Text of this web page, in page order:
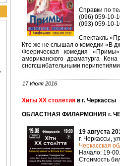
Справки по
(096) 059-10-
(093) 059-10-
Спектакль
Кто же не слышал о комедии «В
Феерическая комедия
американского драматурга
сногсшибательными
17 Июля 2016
Хиты ХХ столетияв г. Черкассы
ОБЛАСТНАЯ ФИЛАРМОНИЯ г.
19 августа
г. Черкассы,
Черкасская
Начало: 19-00.
Стоимость